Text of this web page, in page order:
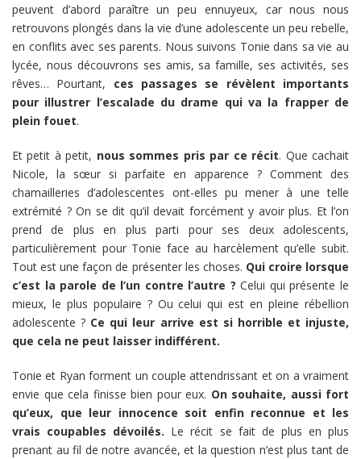
peuvent d’abord paraître un peu ennuyeux, car nous nous
retrouvons plongés dans la vie d’une adolescente un peu rebelle,
en conflits avec ses parents. Nous suivons Tonie dans sa vie au
lycée, nous découvrons ses amis, sa famille, ses activités, ses
rêves… Pourtant, ces passages se révèlent importants
pour illustrer l’escalade du drame qui va la frapper de
plein fouet.
Et petit à petit, nous sommes pris par ce récit. Que cachait
Nicole, la sœur si parfaite en apparence ? Comment des
chamailleries d’adolescentes ont-elles pu mener à une telle
extrémité ? On se dit qu’il devait forcément y avoir plus. Et l’on
prend de plus en plus parti pour ses deux adolescents,
particulièrement pour Tonie face au harcèlement qu’elle subit.
Tout est une façon de présenter les choses. Qui croire lorsque
c’est la parole de l’un contre l’autre ? Celui qui présente le
mieux, le plus populaire ? Ou celui qui est en pleine rébellion
adolescente ? Ce qui leur arrive est si horrible et injuste,
que cela ne peut laisser indifférent.
Tonie et Ryan forment un couple attendrissant et on a vraiment
envie que cela finisse bien pour eux. On souhaite, aussi fort
qu’eux, que leur innocence soit enfin reconnue et les
vrais coupables dévoilés. Le récit se fait de plus en plus
prenant au fil de notre avancée, et la question n’est plus tant de